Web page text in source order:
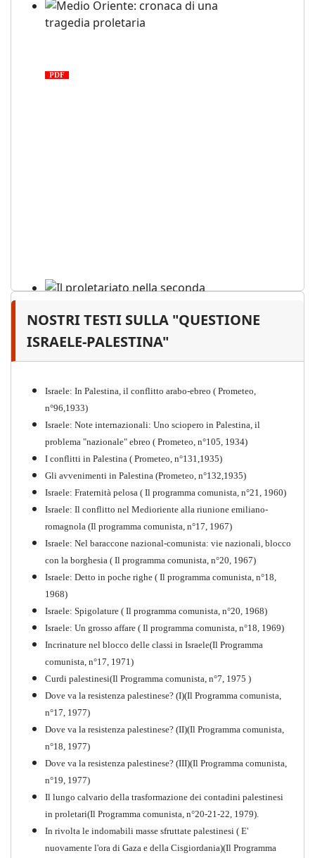
PDF
Il proletariato nella seconda
guerra mondiale e nella
Storia della Sinistra
Comunista V
NOSTRI TESTI SULLA "QUESTIONE
ISRAELE-PALESTINA"
Israele: In Palestina, il conflitto arabo-ebreo ( Prometeo,
n°96,1933)
Israele: Note internazionali: Uno sciopero in Palestina, il
problema "nazionale" ebreo ( Prometeo, n°105, 1934)
I conflitti in Palestina ( Prometeo, n°131,1935)
Gli avvenimenti in Palestina (Prometeo, n°132,1935)
Israele: Fraternità pelosa ( Il programma comunista, n°21, 1960)
Israele: Il conflitto nel Medioriente alla riunione emiliano-
romagnola (Il programma comunista, n°17, 1967)
Israele: Nel baraccone nazional-comunista: vie nazionali, blocco
con la borghesia ( Il programma comunista, n°20, 1967)
Israele: Detto in poche righe ( Il programma comunista, n°18,
1968)
Israele: Spigolature ( Il programma comunista, n°20, 1968)
Israele: Un grosso affare ( Il programma comunista, n°18, 1969)
Incrinature nel blocco delle classi in Israele(Il Programma
comunista, n°17, 1971)
Curdi palestinesi(Il Programma comunista, n°7, 1975 )
Dove va la resistenza palestinese? (I)(Il Programma comunista,
n°17, 1977)
Dove va la resistenza palestinese? (II)(Il Programma comunista,
n°18, 1977)
Dove va la resistenza palestinese? (III)(Il Programma comunista,
n°19, 1977)
Il lungo calvario della trasformazione dei contadini palestinesi
in proletari(Il Programma comunista, n°20-21-22, 1979).
In rivolta le indomabili masse sfruttate palestinesi ( E'
nuovamente l'ora di Gaza e della Cisgiordania)(Il Programma